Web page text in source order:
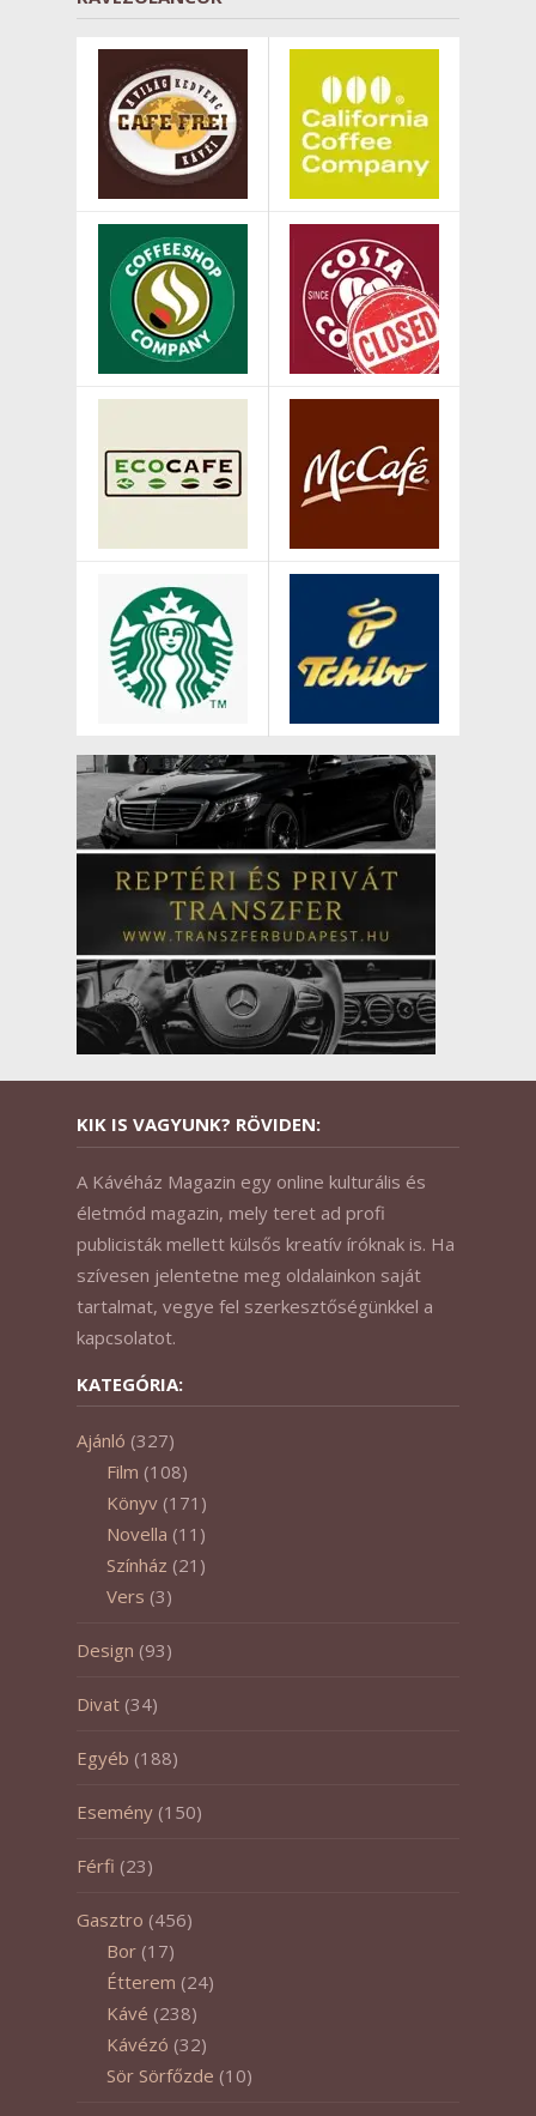
KIK IS VAGYUNK? RÖVIDEN:
A Kávéház Magazin egy online kulturális és
életmód magazin, mely teret ad profi
publicisták mellett külsős kreatív íróknak is. Ha
szívesen jelentetne meg oldalainkon saját
tartalmat, vegye fel szerkesztőségünkkel a
kapcsolatot.
KATEGÓRIA:
Ajánló (327)
Film (108)
Könyv (171)
Novella (11)
Színház (21)
Vers (3)
Design (93)
Divat (34)
Egyéb (188)
Esemény (150)
Férfi (23)
Gasztro (456)
Bor (17)
Étterem (24)
Kávé (238)
Kávézó (32)
Sör Sörfőzde (10)